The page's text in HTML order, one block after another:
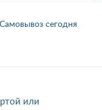
Самовывоз сегодня
или